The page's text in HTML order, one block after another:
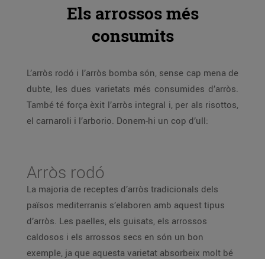
Els arrossos més
consumits
L’arròs rodó i l’arròs bomba són, sense cap mena de
dubte, les dues varietats més consumides d’arròs.
També té força èxit l’arròs integral i, per als risottos,
el carnaroli i l’arborio. Donem-hi un cop d’ull:
Arròs rodó
La majoria de receptes d’arròs tradicionals dels
països mediterranis s’elaboren amb aquest tipus
d’arròs. Les paelles, els guisats, els arrossos
caldosos i els arrossos secs en són un bon
exemple, ja que aquesta varietat absorbeix molt bé